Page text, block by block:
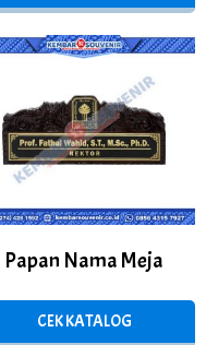
Papan Nama Meja
CEK KATALOG